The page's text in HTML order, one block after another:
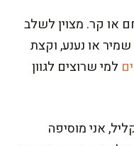
או קר. מצוין לשלב
שמיר או נענע, וקצת
למי שרוצים לגוון
אני מוסיפה